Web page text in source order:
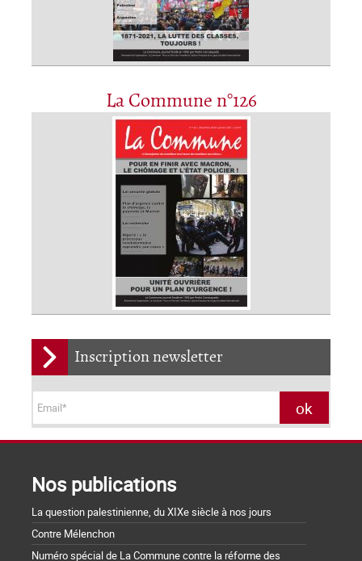
La Commune n°126
Inscription newsletter
Nos publications
La question palestinienne, du XIXe siècle à nos jours
Contre Mélenchon
Numéro spécial de La Commune contre la réforme des